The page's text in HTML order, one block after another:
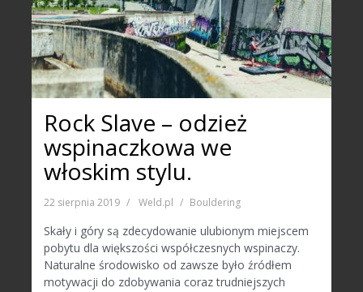
Rock Slave – odzież
wspinaczkowa we
włoskim stylu.
22 sierpnia 2019 Weld.pl Bouldering
Skały i góry są zdecydowanie ulubionym miejscem
pobytu dla większości współczesnych wspinaczy.
Naturalne środowisko od zawsze było źródłem
motywacji do zdobywania coraz trudniejszych